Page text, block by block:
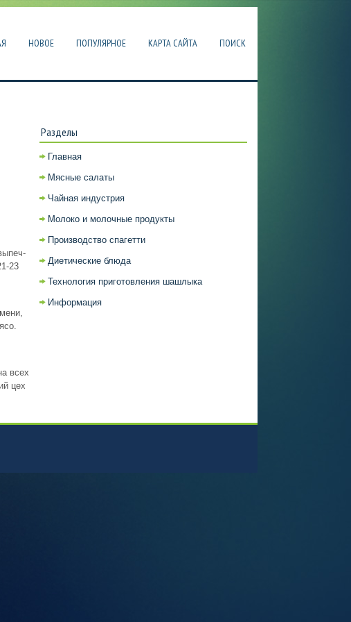
НОВОЕ ПОПУЛЯРНОЕ КАРТА САЙТА ПОИСК
23
всех
цех
Разделы
Главная
Мясные салаты
Чайная индустрия
Молоко и молочные продукты
Производство спагетти
Диетические блюда
Технология приготовления шашлыка
Информация